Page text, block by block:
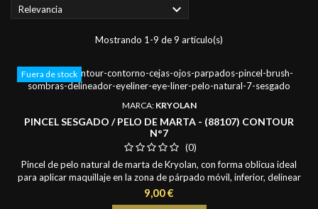
Relevancia 
Mostrando 1-9 de 9 artículo(s)
Fuera de stock
MARCA: KRYOLAN
PINCEL SESGADO / PELO DE MARTA - (88107) CONTOUR
N°7
(0)
Pincel de pelo natural de marta de Kryolan, con forma oblicua ideal
para aplicar maquillaje en la zona de párpado móvil, inferior, delinear
cejas y trazar líneas sutiles en los ojos. Mide 0,5 cm. de ancho y
largo de pelo de 0,7 cm.
Precio
9,00 €